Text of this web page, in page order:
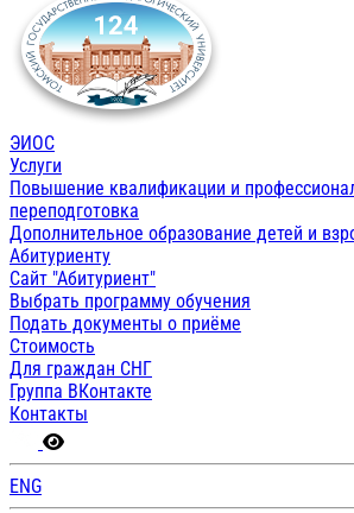
ЭИОС
Услуги
Повышение квалификации и
переподготовка
Дополнительное образование детей и
Абитуриенту
Сайт "Абитуриент"
Выбрать программу обучения
Подать документы о приёме
Стоимость
Для граждан СНГ
Группа ВКонтакте
Контакты
ENG